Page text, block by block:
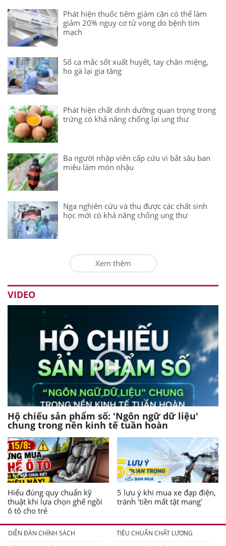
Phát hiện thuốc tiêm giảm cân có thể làm
giảm 20% nguy cơ tử vong do bệnh tim
mạch
Số ca mắc sốt xuất huyết, tay chân miệng,
ho gà lại gia tăng
Phát hiện chất dinh dưỡng quan trọng trong
trứng có khả năng chống lại ung thư
Ba người nhập viên cấp cứu vì bắt sâu ban
miêu làm món nhậu
Nga nghiên cứu và thu được các chất sinh
học mới có khả năng chống ung thư
Xem thêm
VIDEO
Hộ chiếu sản phẩm số: 'Ngôn ngữ dữ liệu'
chung trong nền kinh tế tuần hoàn
Hiểu đúng quy chuẩn kỹ
thuật khi lựa chọn ghế ngồi
ô tô cho trẻ
5 lưu ý khi mua xe đạp điện,
tránh 'tiền mất tật mang'
DIỄN ĐÀN CHÍNH SÁCH
TIÊU CHUẨN CHẤT LƯỢNG